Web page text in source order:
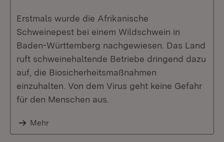
Erstmals wurde die Afrikanische
Schweinepest bei einem Wildschwein in
Baden-Württemberg nachgewiesen. Das Land
ruft schweinehaltende Betriebe dringend dazu
auf, die Biosicherheitsmaßnahmen
einzuhalten. Von dem Virus geht keine Gefahr
für den Menschen aus.
Mehr